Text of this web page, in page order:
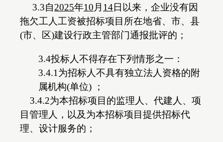
3.3自2025年10 月 14日以来，企业没有因
拖欠工人工资被招标项目所在地省、市、县
(市、区)建设行政主管部门通报批评的；
3.4投标人不得存在下列情形之一：
3.4.1为招标人不具有独立法人资格的附
属机构(单位) ；
3.4.2为本招标项目的监理人、代建人、项
目管理人，以及为本招标项目提供招标代
理、设计服务的；